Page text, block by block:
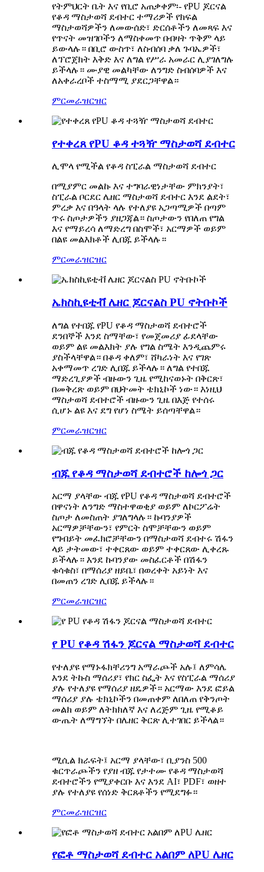
የትምህርት ቤት እና የቢሮ አጠቃቀም፡- የPU ጆርናል
የቆዳ ማስታወሻ ደብተር ተማሪዎች የክፍል
ማስታወሻዎችን ለመውሰድ፣ ድርሰቶችን ለመጻፍ እና
የጥናት መዝገቦችን ለማስቀመጥ በብዛት ጥቅም ላይ
ይውላሉ። በቢሮ ውስጥ፣ ለስብሰባ ቃለ ጉባኤዎች፣
ለፕሮጀክት እቅድ እና ለግል የሥራ አመራር ሊያገለግሉ
ይችላሉ። ሙያዊ መልካቸው ለንግድ ስብሰባዎች እና
ለአቀራረቦች ተስማሚ ያደርጋቸዋል።
ምርመራዝርዝር
የተቀረጸ የPU ቆዳ ተጓዥ ማስታወሻ ደብተር
ሊሞላ የሚችል የቆዳ ስፒራል ማስታወሻ ደብተር
በሚያምር መልኩ እና ተግባራዊነታቸው ምክንያት፣
ስፒራል ቦርደር ሌዘር ማስታወሻ ደብተር እንደ ልደት፣
ምረቃ እና በዓላት ላሉ የተለያዩ አጋጣሚዎች በጣም
ጥሩ ስጦታዎችን ያዘጋጃል። ስጦታውን የበለጠ የግል
እና የማይረሳ ለማድረግ በስሞች፣ አርማዎች ወይም
በልዩ መልእክቶች ሊበጁ ይችላሉ።
ምርመራዝርዝር
ኤክስኪዩቲቭ ሌዘር ጆርናልስ PU ኖትቡኮች
ለግል የተበጁ የPU የቆዳ ማስታወሻ ደብተሮች
ደንበኞች እንደ ስማቸው፣ የመጀመሪያ ፊደላቸው
ወይም ልዩ መልእክት ያሉ የግል ስሜት እንዲጨምሩ
ያስችላቸዋል። በቆዳ ቀለም፣ ሸካራነት እና የገጽ
አቀማመጥ ረገድ ሊበጁ ይችላሉ። ለግል የተበጁ
ማድረጊያዎች ብዙውን ጊዜ የሚከናወኑት በቅርጽ፣
በመቅረጽ ወይም በህትመት ቴክኒኮች ነው። እነዚህ
ማስታወሻ ደብተሮች ብዙውን ጊዜ በእጅ የተሰሩ
ሲሆኑ ልዩ እና ደግ የሆነ ስሜት ይሰጣቸዋል።
ምርመራዝርዝር
ብጁ የቆዳ ማስታወሻ ደብተሮች ከሎጎ ጋር
አርማ ያላቸው ብጁ የPU የቆዳ ማስታወሻ ደብተሮች
በዋናነት ለንግድ ማስተዋወቂያ ወይም ለኮርፖሬት
ስጦታ ለመስጠት ያገለግላሉ። ኩባንያዎች
አርማዎቻቸውን፣ የምርት ስሞቻቸውን ወይም
የግብይት መፈክሮቻቸውን በማስታወሻ ደብተሩ ሽፋን
ላይ ታትመው፣ ተቀርጸው ወይም ተቀርጸው ሊቀረጹ
ይችላሉ። እንደ ኩባንያው መስፈርቶች በሽፋን
ቁሳቁስ፣ በማሰሪያ ዘይቤ፣ በወረቀት አይነት እና
በመጠን ረገድ ሊበጁ ይችላሉ።
ምርመራዝርዝር
የ PU የቆዳ ሽፋን ጆርናል ማስታወሻ ደብተር
የተለያዩ የማኑፋክቸሪንግ አማራጮች አሉ፤ ለምሳሌ
እንደ ትኩስ ማሰሪያ፣ የክር ስፌት እና የስፒራል ማሰሪያ
ያሉ የተለያዩ የማሰሪያ ዘዴዎች። አርማው እንደ ፎይል
ማሰሪያ ያሉ ቴክኒኮችን በመጠቀም ለበለጠ የቅንጦት
መልክ ወይም ለትክክለኛ እና ለረጅም ጊዜ የሚቆይ
ውጤት ለማግኘት በሌዘር ቅርጽ ሊተገበር ይችላል።
ሚሲል ክራፍት፤ አርማ ያላቸው፣ ቢያንስ 500
ቁርጥራጮችን የያዘ ብጁ የታተሙ የቆዳ ማስታወሻ
ደብተሮችን የሚያቀርቡ እና እንደ AI፣ PDF፣ ወዘተ
ያሉ የተለያዩ የሰነድ ቅርጸቶችን የሚደግፉ።
ምርመራዝርዝር
የፎቶ ማስታወሻ ደብተር አልበም ለPU ሌዘር